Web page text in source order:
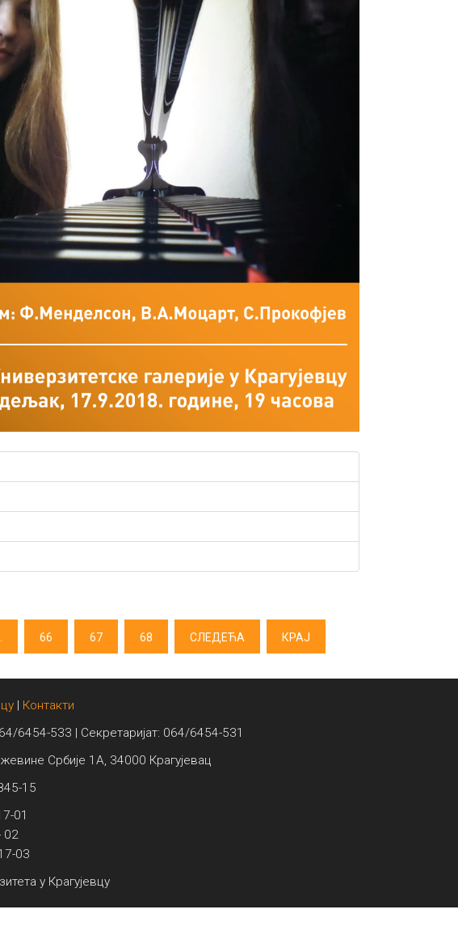
66 67 68 СЛЕДЕЋА КРАЈ
| Контакти
6454-533 | Секретаријат: 064/6454-531
Србије 1А, 34000 Крагујевац
15
01
02
03
у Крагујевцу